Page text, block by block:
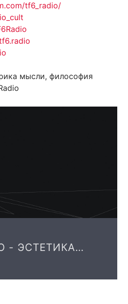
tf6_radio/
мысли, философия
- ЭСТЕТИКА